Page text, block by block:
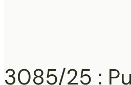
3085/25 :